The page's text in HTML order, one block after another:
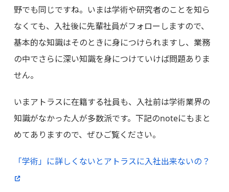
野でも同じですね。いまは学術や研究者のことを知ら
なくても、入社後に先輩社員がフォローしますので、
基本的な知識はそのときに身につけられますし、業務
の中でさらに深い知識を身につけていけば問題ありま
せん。
いまアトラスに在籍する社員も、入社前は学術業界の
知識がなかった人が多数派です。下記のnoteにもまと
めてありますので、ぜひご覧ください。
「学術」に詳しくないとアトラスに入社出来ないの？